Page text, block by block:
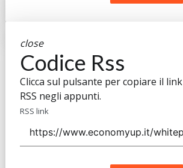
close
Codice Rss
Clicca sul pulsante per copiare il link
RSS negli appunti.
RSS link